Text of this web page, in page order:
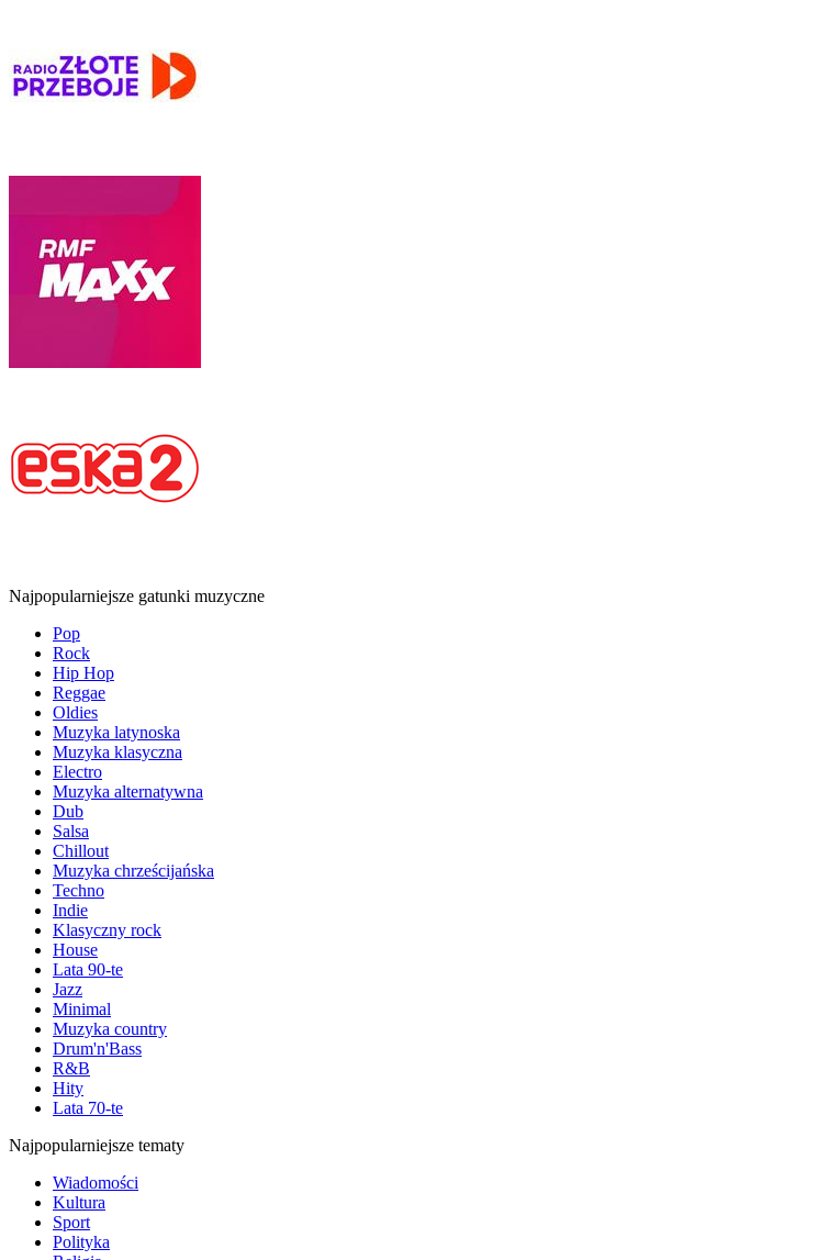
Najpopularniejsze gatunki muzyczne
Pop
Rock
Hip Hop
Reggae
Oldies
Muzyka latynoska
Muzyka klasyczna
Electro
Muzyka alternatywna
Dub
Salsa
Chillout
Muzyka chrześcijańska
Techno
Indie
Klasyczny rock
House
Lata 90-te
Jazz
Minimal
Muzyka country
Drum'n'Bass
R&B
Hity
Lata 70-te
Najpopularniejsze tematy
Wiadomości
Kultura
Sport
Polityka